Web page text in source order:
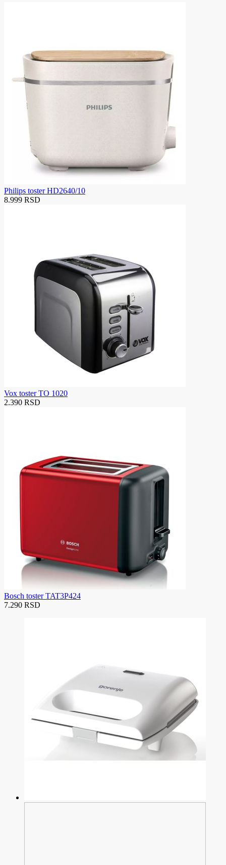
Philips toster HD2640/10
8.999 RSD
Vox toster TO 1020
2.390 RSD
Bosch toster TAT3P424
7.290 RSD